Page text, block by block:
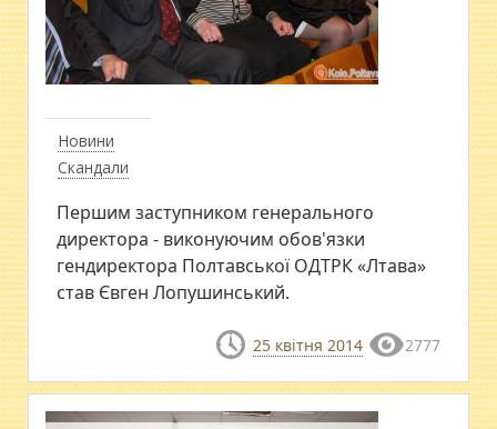
Новини
Скандали
Першим заступником генерального
директора - виконуючим обов'язки
гендиректора Полтавської ОДТРК «Лтава»
став Євген Лопушинський.
25 квітня 2014 2777